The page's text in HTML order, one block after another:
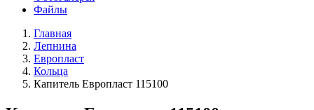
Файлы
Главная
Лепнина
Европласт
Кольца
Капитель Европласт 115100